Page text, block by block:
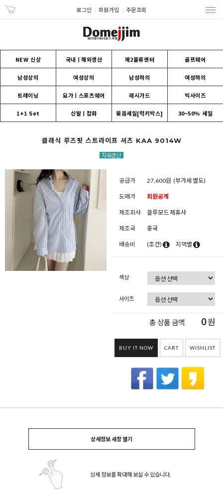
로그인 회원가입 주문조회
NEW 신상 국내ㅣ해외생산 제2물류센터 골프웨어
남성상의 여성상의 남성하의 여성하의
트레이닝 요가ㅣ스포츠웨어 래시가드 빅사이즈
1+1 Set 신발ㅣ잡화 묶음세일[럭키박스] 30~50% 세일
클래식 루즈핏 스트라이프 셔츠 KAA 9014W
공급가 27,600원 (부가세 별도)
도매가 회원공개
제조회사 블루모드 제휴사
제조국 중국
배송비 (조건) 지역별
색상
사이즈
총 상품 금액 0원
BUY IT NOW CART WISHLIST
상세정보 새창 열기
상세 정보를 확대해 보실 수 있습니다.